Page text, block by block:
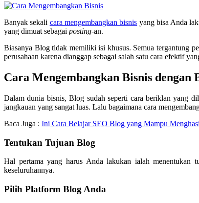
Banyak sekali cara mengembangkan bisnis yang bisa Anda
yang dimuat sebagai posting-an.
Biasanya Blog tidak memiliki isi khusus. Semua tergantung
perusahaan karena dianggap sebagai salah satu cara efektif
Cara Mengembangkan Bisnis dengan
Dalam dunia bisnis, Blog sudah seperti cara beriklan yang
jangkauan yang sangat luas. Lalu bagaimana cara
Baca Juga : Ini Cara Belajar SEO Blog yang Mampu
Tentukan Tujuan Blog
Hal pertama yang harus Anda lakukan ialah
keseluruhannya.
Pilih Platform Blog Anda